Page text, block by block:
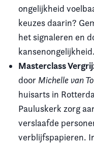
ongelijkheid
keuzes daarin?
het signaleren en
kansenongelijkheid.
Masterclass
door Michelle van
huisarts in
Pauluskerk zorg
verslaafde
verblijfspapieren.